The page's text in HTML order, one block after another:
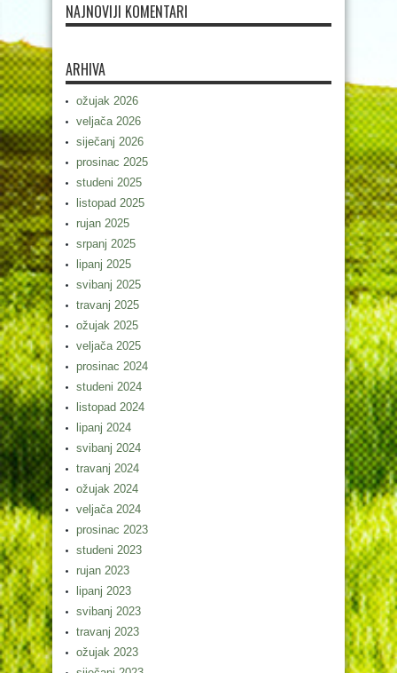
NAJNOVIJI KOMENTARI
ARHIVA
ožujak 2026
veljača 2026
siječanj 2026
prosinac 2025
studeni 2025
listopad 2025
rujan 2025
srpanj 2025
lipanj 2025
svibanj 2025
travanj 2025
ožujak 2025
veljača 2025
prosinac 2024
studeni 2024
listopad 2024
lipanj 2024
svibanj 2024
travanj 2024
ožujak 2024
veljača 2024
prosinac 2023
studeni 2023
rujan 2023
lipanj 2023
svibanj 2023
travanj 2023
ožujak 2023